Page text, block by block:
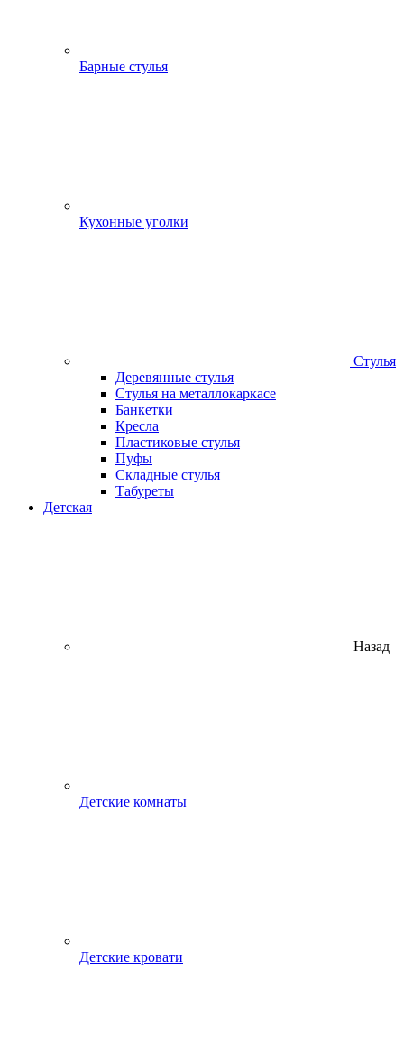
Барные стулья
Кухонные уголки
Стулья
Деревянные стулья
Стулья на металлокаркасе
Банкетки
Кресла
Пластиковые стулья
Пуфы
Складные стулья
Табуреты
Детская
Назад
Детские комнаты
Детские кровати